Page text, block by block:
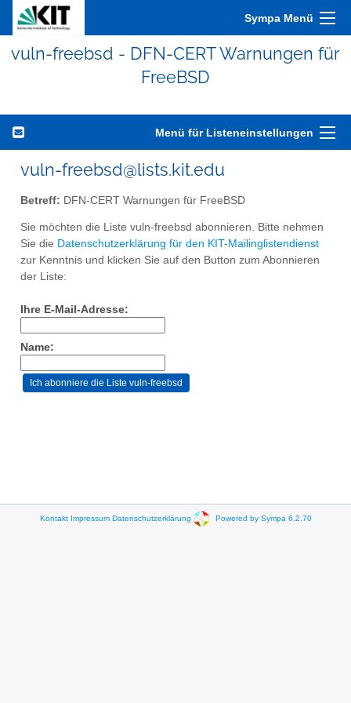
Sympa Menü
vuln-freebsd - DFN-CERT Warnungen für
FreeBSD
Menü für Listeneinstellungen
vuln-freebsd@lists.kit.edu
Betreff: DFN-CERT Warnungen für FreeBSD
Sie möchten die Liste vuln-freebsd abonnieren. Bitte nehmen
Sie die Datenschutzerklärung für den KIT-Mailinglistendienst
zur Kenntnis und klicken Sie auf den Button zum Abonnieren
der Liste:
Ihre E-Mail-Adresse:
Name:
Kontakt Impressum Datenschutzerklärung Powered by Sympa 6.2.70